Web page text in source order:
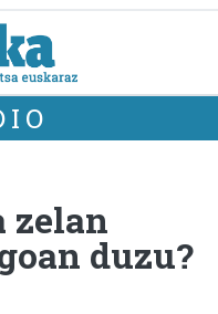
zelan
duzu?